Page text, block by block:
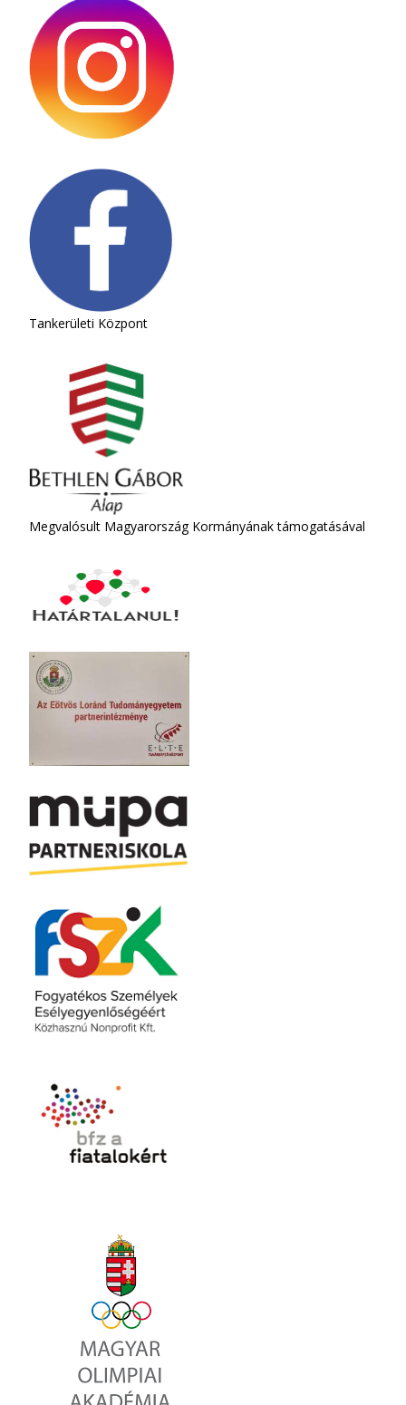
Tankerületi Központ
Megvalósult Magyarország Kormányának támogatásával